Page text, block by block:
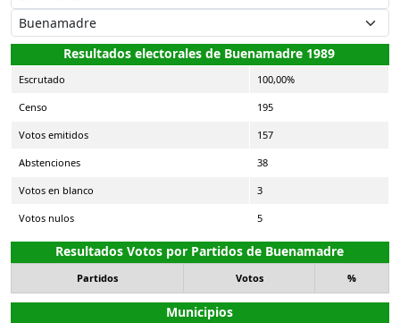
Resultados electorales de Buenamadre 1989
Escrutado 100,00%
Censo 195
Votos emitidos 157
Abstenciones 38
Votos en blanco 3
Votos nulos 5
Resultados Votos por Partidos de Buenamadre
Partidos Votos %
Municipios